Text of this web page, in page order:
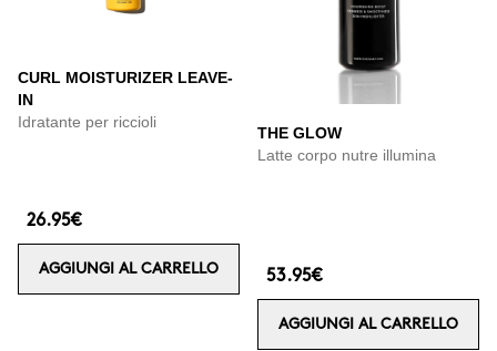
CURL MOISTURIZER LEAVE-
IN
Idratante per riccioli
26.95€
AGGIUNGI AL CARRELLO
THE GLOW
Latte corpo nutre illumina
53.95€
AGGIUNGI AL CARRELLO